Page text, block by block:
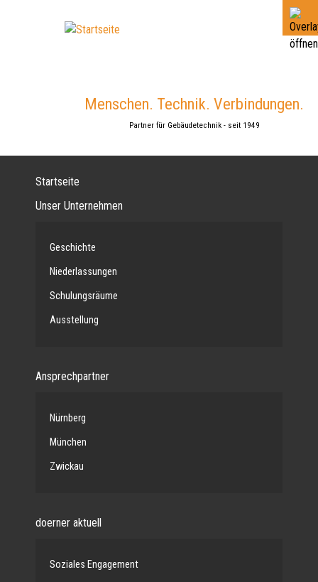
Menschen. Technik. Verbindungen.
Partner für Gebäudetechnik - seit 1949
Startseite
Unser Unternehmen
Geschichte
Niederlassungen
Schulungsräume
Ausstellung
Ansprechpartner
Nürnberg
München
Zwickau
doerner aktuell
Soziales Engagement